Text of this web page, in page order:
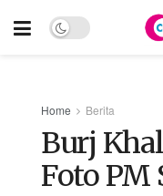
Home Berita
Burj
Foto PM